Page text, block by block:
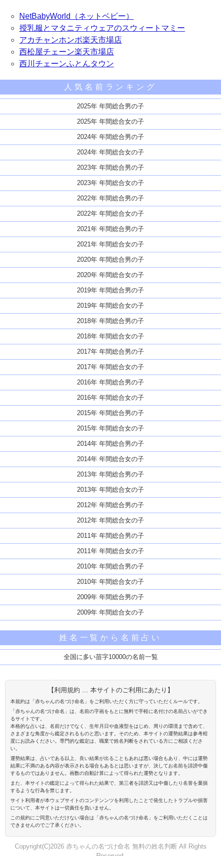
NetBabyWorld（ネットベビー）
授乳服とマタニティウェアのスウィートマミー
アカチャンホンポ楽天市場店
西松屋チェーン楽天市場店
西川チェーンふとんタウン
人気名前ランキング
2025年 年間総合男の子
2025年 年間総合女の子
2024年 年間総合男の子
2024年 年間総合女の子
2023年 年間総合男の子
2023年 年間総合女の子
2022年 年間総合男の子
2022年 年間総合女の子
2021年 年間総合男の子
2021年 年間総合女の子
2020年 年間総合男の子
2020年 年間総合女の子
2019年 年間総合男の子
2019年 年間総合女の子
2018年 年間総合男の子
2018年 年間総合女の子
2017年 年間総合男の子
2017年 年間総合女の子
2016年 年間総合男の子
2016年 年間総合女の子
2015年 年間総合男の子
2015年 年間総合女の子
2014年 年間総合男の子
2014年 年間総合女の子
2013年 年間総合男の子
2013年 年間総合女の子
2012年 年間総合男の子
2012年 年間総合女の子
2011年 年間総合男の子
2011年 年間総合女の子
2010年 年間総合男の子
2010年 年間総合女の子
2009年 年間総合男の子
2009年 年間総合女の子
姓名一覧から名前占い
全国に多い苗字10000の名前一覧
【利用規約 … 本サイトのご利用にあたり】
本規約は「赤ちゃんの名づけ命名」をご利用いただく方に守っていただくルールです。
「赤ちゃんの名づけ命名」は、名前の字画をもとに無料で手軽に名付けの名前占いができ
るサイトです。
本格的な占いは、名前だけでなく、生年月日や血液型をはじめ、周りの環境まで含めて、
さまざまな角度から鑑定されるものと思います。そのため、本サイトの運勢結果は参考程
度にお読みください。専門的な鑑定は、職業で姓名判断をされている方にご相談くださ
い。
運勢結果は、占いである以上、良い結果が出ることもあれば悪い場合もあり、中には運勢
結果に不満のある内容が表示される場合もあるとは思いますが、決してお名前を誹謗中傷
するものではありません。画数の自動計算によって得られた運勢となります。
また、本サイトの鑑定によって得られた結果で、第三者を誹謗又は中傷したり名誉を棄損
するような行為を禁じます。
サイト利用者が本ウェブサイトのコンテンンツを利用したことで発生したトラブルや損害
について、本サイトは一切責任を負いません。
この規約にご同意いただけない場合は「赤ちゃんの名づけ命名」をご利用いただくことは
できませんのでご了承ください。
Copyright(C)2026 赤ちゃんの名づけ命名 無料の姓名判断 All Rights